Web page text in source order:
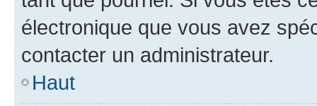
électronique que vous avez
contacter un administrateur.
Haut